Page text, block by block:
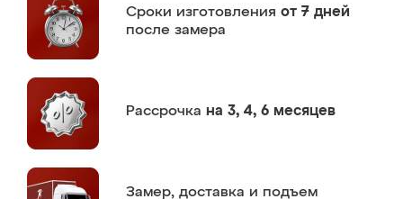
Сроки изготовления от 7 дней
после замера
Рассрочка на 3, 4, 6 месяцев
Замер, доставка и подъем